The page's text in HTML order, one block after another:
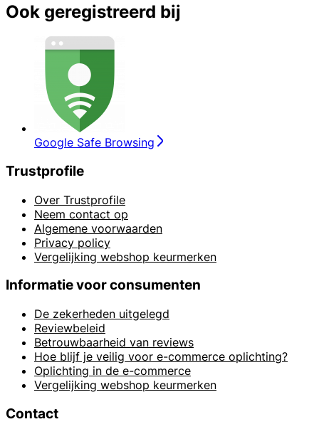
Ook geregistreerd bij
Google Safe Browsing
Trustprofile
Over Trustprofile
Neem contact op
Algemene voorwaarden
Privacy policy
Vergelijking webshop keurmerken
Informatie voor consumenten
De zekerheden uitgelegd
Reviewbeleid
Betrouwbaarheid van reviews
Hoe blijf je veilig voor e-commerce oplichting?
Oplichting in de e-commerce
Vergelijking webshop keurmerken
Contact